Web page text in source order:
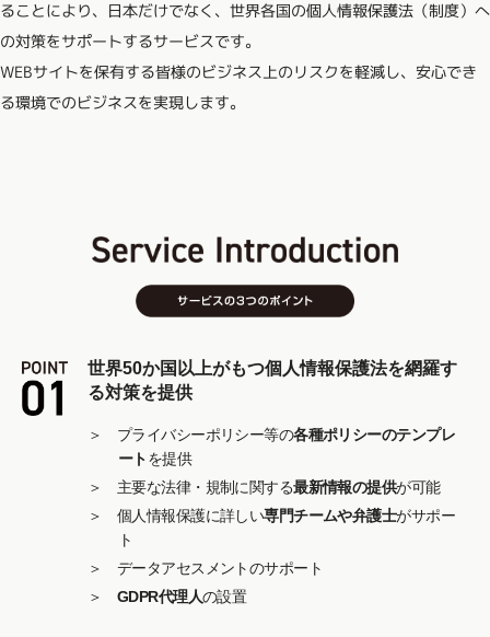
ることにより、 ⽇本だけでなく、世界各国の個⼈情報保護法（制度）へ
の対策をサポートするサービスです。
WEBサイトを保有する皆様のビジネス上のリスクを軽減し、安⼼でき
る環境でのビジネスを実現します。
世界50か国以上がもつ個⼈情報保護法を網羅す
る対策を提供
＞ プライバシーポリシー等の各種ポリシーのテンプレ
ートを提供
＞ 主要な法律・規制に関する最新情報の提供が可能
＞ 個人情報保護に詳しい専門チームや弁護士がサポー
ト
＞ データアセスメントのサポート
＞ GDPR代理人の設置